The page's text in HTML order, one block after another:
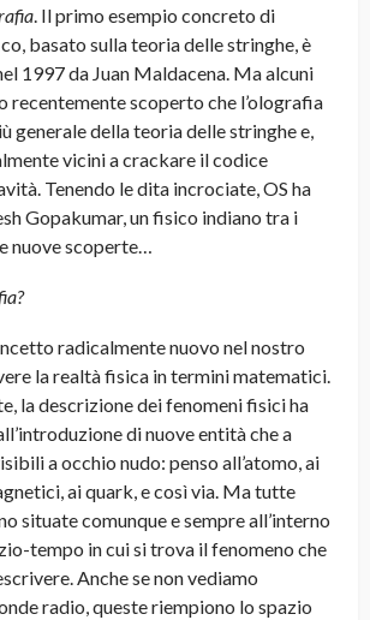
. Il primo esempio concreto di
basato sulla teoria delle stringhe, è
1997 da Juan Maldacena. Ma alcuni
recentemente scoperto che l’olografia
generale della teoria delle stringhe e,
vicini a crackare il codice
Tenendo le dita incrociate, OS ha
Gopakumar, un fisico indiano tra i
nuove scoperte…
radicalmente nuovo nel nostro
la realtà fisica in termini matematici.
la descrizione dei fenomeni fisici ha
di nuove entità che a
a occhio nudo: penso all’atomo, ai
ai quark, e così via. Ma tutte
situate comunque e sempre all’interno
tempo in cui si trova il fenomeno che
Anche se non vediamo
radio, queste riempiono lo spazio